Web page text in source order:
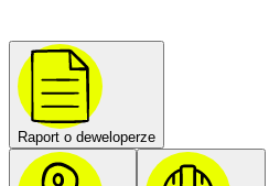
Raport o deweloperze